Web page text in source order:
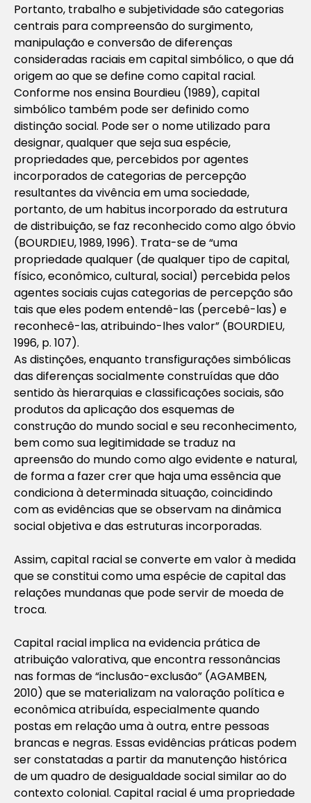
Portanto, trabalho e subjetividade são categorias
centrais para compreensão do surgimento,
manipulação e conversão de diferenças
consideradas raciais em capital simbólico, o que dá
origem ao que se define como capital racial.
Conforme nos ensina Bourdieu (1989), capital
simbólico também pode ser definido como
distinção social. Pode ser o nome utilizado para
designar, qualquer que seja sua espécie,
propriedades que, percebidos por agentes
incorporados de categorias de percepção
resultantes da vivência em uma sociedade,
portanto, de um habitus incorporado da estrutura
de distribuição, se faz reconhecido como algo óbvio
(BOURDIEU, 1989, 1996). Trata-se de “uma
propriedade qualquer (de qualquer tipo de capital,
físico, econômico, cultural, social) percebida pelos
agentes sociais cujas categorias de percepção são
tais que eles podem entendê-las (percebê-las) e
reconhecê-las, atribuindo-lhes valor” (BOURDIEU,
1996, p. 107).
As distinções, enquanto transfigurações simbólicas
das diferenças socialmente construídas que dão
sentido às hierarquias e classificações sociais, são
produtos da aplicação dos esquemas de
construção do mundo social e seu reconhecimento,
bem como sua legitimidade se traduz na
apreensão do mundo como algo evidente e natural,
de forma a fazer crer que haja uma essência que
condiciona à determinada situação, coincidindo
com as evidências que se observam na dinâmica
social objetiva e das estruturas incorporadas.
Assim, capital racial se converte em valor à medida
que se constitui como uma espécie de capital das
relações mundanas que pode servir de moeda de
troca.
Capital racial implica na evidencia prática de
atribuição valorativa, que encontra ressonâncias
nas formas de “inclusão-exclusão” (AGAMBEN,
2010) que se materializam na valoração política e
econômica atribuída, especialmente quando
postas em relação uma à outra, entre pessoas
brancas e negras. Essas evidências práticas podem
ser constatadas a partir da manutenção histórica
de um quadro de desigualdade social similar ao do
contexto colonial. Capital racial é uma propriedade